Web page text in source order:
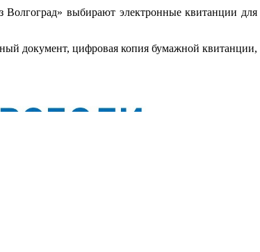
выбирают электронные квитанции
документ, цифровая копия бумажной квитанции,